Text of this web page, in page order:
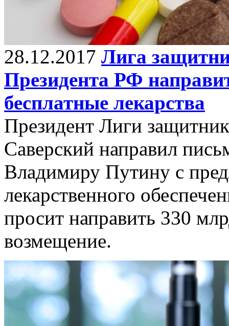
28.12.2017 Лига
Президента РФ
бесплатные лекарства
Президент Лиги
Саверский направил
Владимиру Путину с
лекарственного
просит направить 330
возмещение.